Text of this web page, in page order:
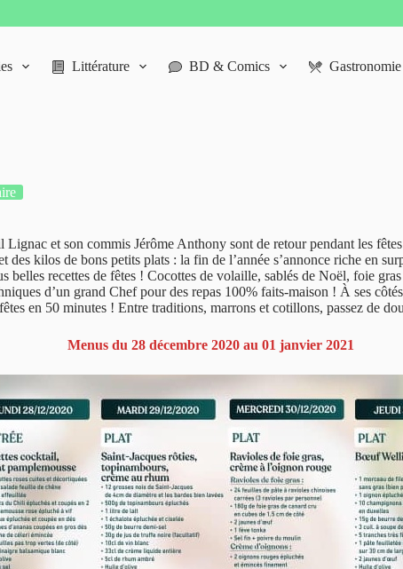
Littérature BD & Comics Gastronomie
et son commis Jérôme Anthony sont de retour pendant les
kilos de bons petits plats : la fin de l’année s’annonce riche en
belles recettes de fêtes ! Cocottes de volaille, sablés de Noël, foie
d’un grand Chef pour des repas 100% faits-maison ! À ses
en 50 minutes ! Entre traditions, marrons et cotillons, passez de
Menus du 28 décembre 2020 au 01 janvier 2021